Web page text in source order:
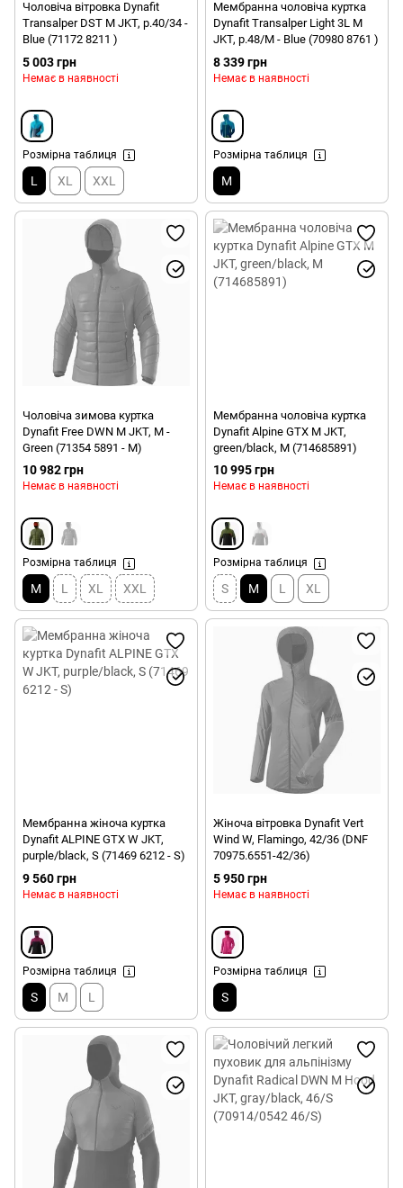
Чоловіча вітровка Dynafit
Transalper DST M JKT, р.40/34 -
Blue (71172 8211 )
5 003 грн
Немає в наявності
Розмірна таблиця
L XL XXL
Мембранна чоловіча куртка
Dynafit Transalper Light 3L M
JKT, р.48/M - Blue (70980 8761 )
8 339 грн
Немає в наявності
Розмірна таблиця
M
Чоловіча зимова куртка
Dynafit Free DWN M JKT, M -
Green (71354 5891 - M)
10 982 грн
Немає в наявності
Розмірна таблиця
M L XL XXL
Мембранна чоловіча куртка
Dynafit Alpine GTX M JKT,
green/black, M (714685891)
10 995 грн
Немає в наявності
Розмірна таблиця
S M L XL
Мембранна жіноча куртка
Dynafit ALPINE GTX W JKT,
purple/black, S (71469 6212 - S)
9 560 грн
Немає в наявності
Розмірна таблиця
S M L
Жіноча вітровка Dynafit Vert
Wind W, Flamingo, 42/36 (DNF
70975.6551-42/36)
5 950 грн
Немає в наявності
Розмірна таблиця
S